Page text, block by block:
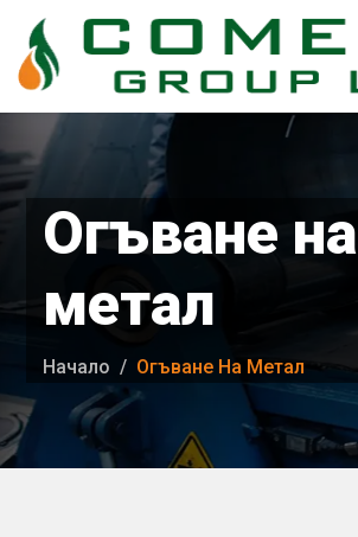
Огъване на
метал
Начало Огъване На Метал